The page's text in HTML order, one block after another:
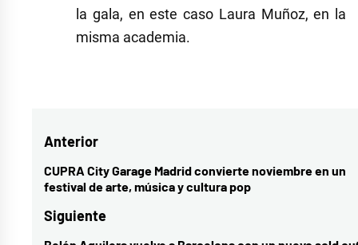
la gala, en este caso Laura Muñoz, en la
misma academia.
7,
Operación
Triunfo,
Operación
Navegación
de
Anterior
Entrada
anterior:
CUPRA City Garage Madrid convierte noviembre en un
festival de arte, música y cultura pop
Siguiente